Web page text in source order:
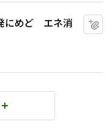
にめど エネ消